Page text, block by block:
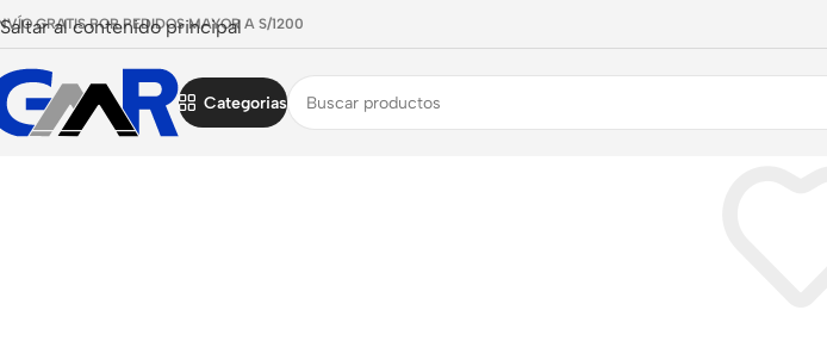
Saltar al contenido principal
GRATIS POR PEDIDOS MAYOR A S/1200
Categorias